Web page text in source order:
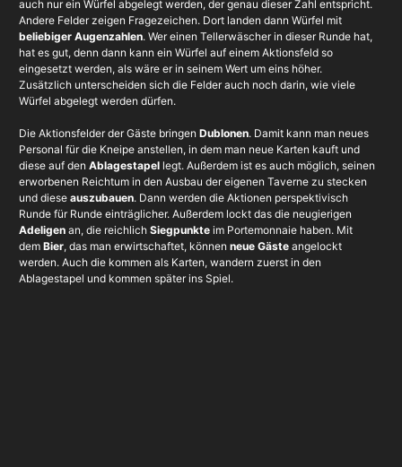
auch nur ein Würfel abgelegt werden, der genau dieser Zahl entspricht.
Andere Felder zeigen Fragezeichen. Dort landen dann Würfel mit
beliebiger Augenzahlen. Wer einen Tellerwäscher in dieser Runde hat,
hat es gut, denn dann kann ein Würfel auf einem Aktionsfeld so
eingesetzt werden, als wäre er in seinem Wert um eins höher.
Zusätzlich unterscheiden sich die Felder auch noch darin, wie viele
Würfel abgelegt werden dürfen.
Die Aktionsfelder der Gäste bringen Dublonen. Damit kann man neues
Personal für die Kneipe anstellen, in dem man neue Karten kauft und
diese auf den Ablagestapellegt. Außerdem ist es auch möglich, seinen
erworbenen Reichtum in den Ausbau der eigenen Taverne zu stecken
und diese auszubauen. Dann werden die Aktionen perspektivisch
Runde für Runde einträglicher. Außerdem lockt das die neugierigen
Adeligenan, die reichlich Siegpunkteim Portemonnaie haben. Mit
dem Bier, das man erwirtschaftet, können neue Gästeangelockt
werden. Auch die kommen als Karten, wandern zuerst in den
Ablagestapel und kommen später ins Spiel.